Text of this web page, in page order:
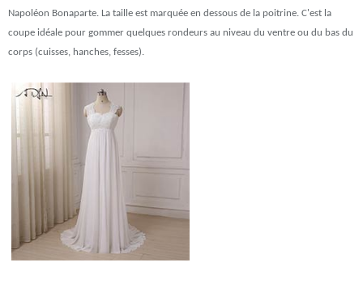
Napoléon Bonaparte. La taille est marquée en dessous de la poitrine. C'est la
coupe idéale pour gommer quelques rondeurs au niveau du ventre ou du bas du
corps (cuisses, hanches, fesses).